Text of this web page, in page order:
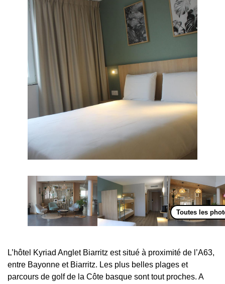
Toutes les
L’hôtel Kyriad Anglet Biarritz est situé à proximité de l’A63,
entre Bayonne et Biarritz. Les plus belles plages et
parcours de golf de la Côte basque sont tout proches. A